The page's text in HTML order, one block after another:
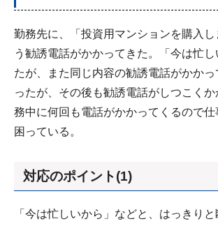
勤務先に、「投資用マンションを購入
う勧誘電話がかかってきた。「今は忙
たが、また同じ内容の勧誘電話がかか
ったが、その後も勧誘電話がしつこく
務中に何回も電話がかかってくるので仕
困っている。
対応のポイント(1)
「今は忙しいから」などと、はっきり